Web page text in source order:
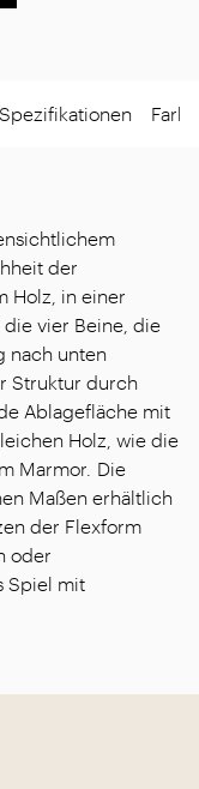
der
Holz, in einer
die vier Beine, die
nach unten
Struktur durch
Ablagefläche mit
Holz, wie die
Marmor. Die
Maßen erhältlich
der Flexform
oder
Spiel mit